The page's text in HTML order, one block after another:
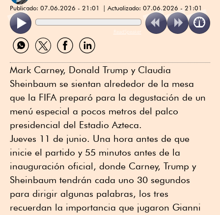
Publicado: 07.06.2026 - 21:01 Actualizado: 07.06.2026 - 21:01
ReadSpeaker
Compartir
por
Compartir
por
Compartir
por
Compartir
por
Mark Carney, Donald Trump y Claudia
Sheinbaum se sientan alrededor de la mesa
que la FIFA preparó para la degustación de un
menú especial a pocos metros del palco
presidencial del Estadio Azteca.
Jueves 11 de junio. Una hora antes de que
inicie el partido y 55 minutos antes de la
inauguración oficial, donde Carney, Trump y
Sheinbaum tendrán cada uno 30 segundos
para dirigir algunas palabras, los tres
recuerdan la importancia que jugaron Gianni